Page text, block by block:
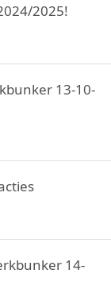
2025!
13-10-
14-